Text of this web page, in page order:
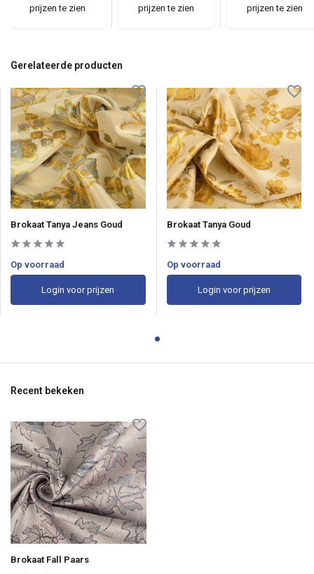
prijzen te zien
prijzen te zien
prijzen te zien
Gerelateerde producten
Brokaat Tanya Jeans Goud
Op voorraad
Login voor prijzen
Brokaat Tanya Goud
Op voorraad
Login voor prijzen
Recent bekeken
Brokaat Fall Paars